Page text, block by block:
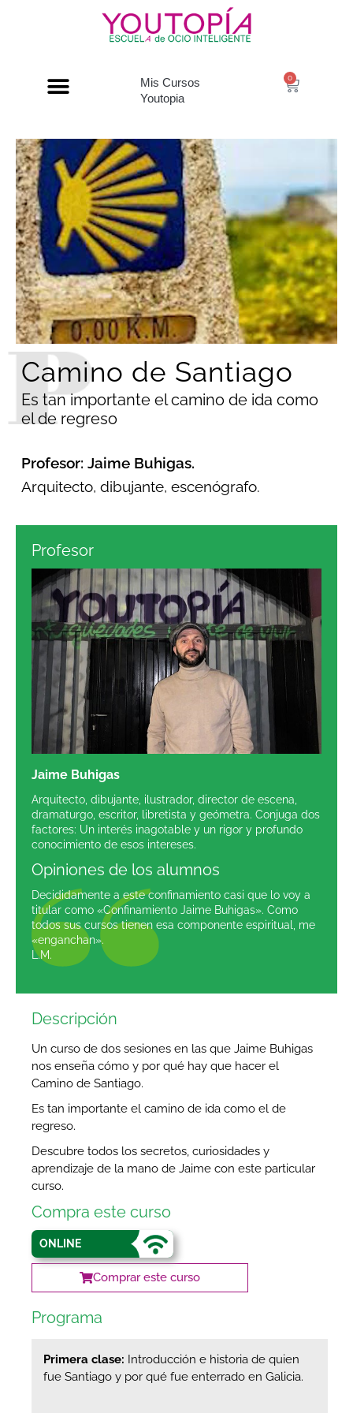
Mis Cursos
Youtopia
0
Camino de Santiago
Es tan importante el camino de ida como
el de regreso
Profesor: Jaime Buhigas.
Arquitecto, dibujante, escenógrafo.
Profesor
Jaime Buhigas
Arquitecto, dibujante, ilustrador, director de escena,
dramaturgo, escritor, libretista y geómetra. Conjuga dos
factores: Un interés inagotable y un rigor y profundo
conocimiento de esos intereses.
Opiniones de los alumnos
Decididamente a este confinamiento casi que lo voy a
titular como «Confinamiento Jaime Buhigas». Como
todos sus cursos tienen esa componente espiritual, me
«enganchan».
L.M.
Descripción
Un curso de dos sesiones en las que Jaime Buhigas
nos enseña cómo y por qué hay que hacer el
Camino de Santiago.
Es tan importante el camino de ida como el de
regreso.
Descubre todos los secretos, curiosidades y
aprendizaje de la mano de Jaime con este particular
curso.
Compra este curso
ONLINE
Comprar este curso
Programa
Primera clase: Introducción e historia de quien
fue Santiago y por qué fue enterrado en Galicia.